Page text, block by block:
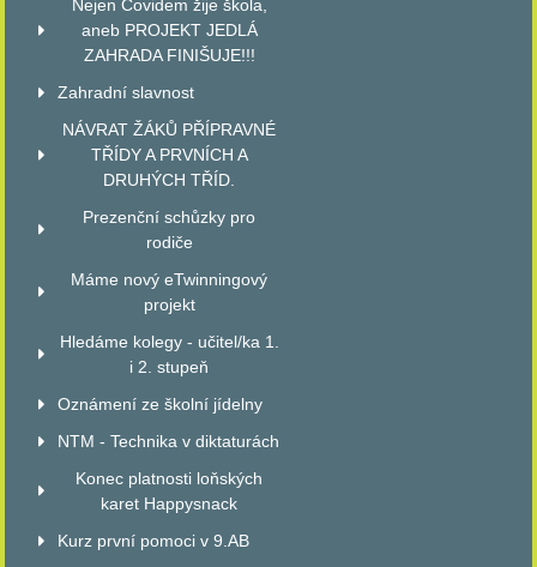
Nejen Covidem žije škola,
aneb PROJEKT JEDLÁ
ZAHRADA FINIŠUJE!!!
Zahradní slavnost
NÁVRAT ŽÁKŮ PŘÍPRAVNÉ
TŘÍDY A PRVNÍCH A
DRUHÝCH TŘÍD.
Prezenční schůzky pro
rodiče
Máme nový eTwinningový
projekt
Hledáme kolegy - učitel/ka 1.
i 2. stupeň
Oznámení ze školní jídelny
NTM - Technika v diktaturách
Konec platnosti loňských
karet Happysnack
Kurz první pomoci v 9.AB